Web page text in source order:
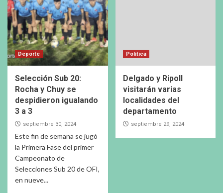
Deporte
Selección Sub 20:
Rocha y Chuy se
despidieron igualando
3 a 3
septiembre 30, 2024
Este fin de semana se jugó
la Primera Fase del primer
Campeonato de
Selecciones Sub 20 de OFI,
en nueve...
Política
Delgado y Ripoll
visitarán varias
localidades del
departamento
septiembre 29, 2024